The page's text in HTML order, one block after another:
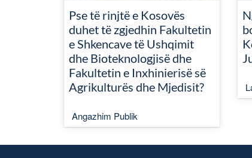
Pse të rinjtë e Kosovës
duhet të zgjedhin Fakultetin
e Shkencave të Ushqimit
dhe Bioteknologjisë dhe
Fakultetin e Inxhinierisë së
Agrikulturës dhe Mjedisit?
Angazhim Publik